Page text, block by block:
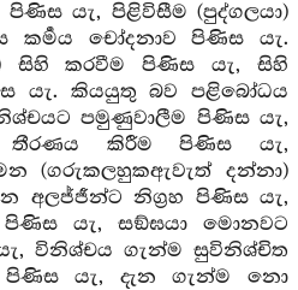
පිණිස යැ, පිළිවිසීම (පුද්ගලයා)
කර්‍මය චෝදනාව පිණිස යැ.
සිහි කරවීම පිණිස යැ, සිහි
යැ. කියයුතු බව පළිබෝධය
පමුණුවාලීම පිණිස යැ,
තීරණය කිරීම පිණිස යැ,
(ගරුකලහුකඇවැත් දන්නා)
අලජ්ජීන්ට නිග්‍රහ පිණිස යැ,
යැ, සඞ්ඝයා මොනවට
විනිශ්චය ගැන්ම සුවිනිශ්චිත
පිණිස යැ, දැන ගැන්ම නො